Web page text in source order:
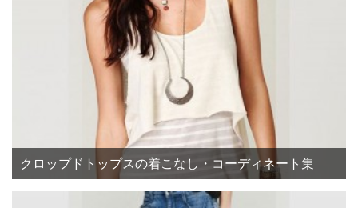
クロップドトップスの着こなし・コーディネート集